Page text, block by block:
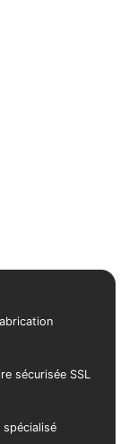
sécurisée SSL
spécialisé